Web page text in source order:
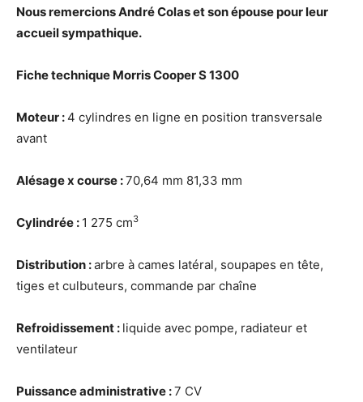
Nous remercions André Colas et son épouse pour leur
accueil sympathique.
Fiche technique Morris Cooper S 1300
Moteur :4 cylindres en ligne en position transversale
avant
Alésage x course :70,64 mm 81,33 mm
Cylindrée : 1 275 cm3
Distribution :arbre à cames latéral, soupapes en tête,
tiges et culbuteurs, commande par chaîne
Refroidissement : liquide avec pompe, radiateur et
ventilateur
Puissance administrative :7 CV